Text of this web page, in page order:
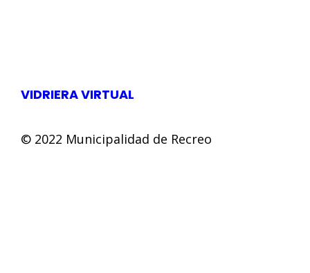
VIDRIERA VIRTUAL
© 2022 Municipalidad de Recreo